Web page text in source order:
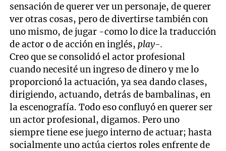
sensación de querer ver un personaje, de querer
ver otras cosas, pero de divertirse también con
uno mismo, de jugar -como lo dice la traducción
de actor o de acción en inglés,play-.
Creo que se consolidó el actor profesional
cuando necesité un ingreso de dinero y me lo
proporcionó la actuación, ya sea dando clases,
dirigiendo, actuando, detrás de bambalinas, en
la escenografía. Todo eso confluyó en querer ser
un actor profesional, digamos. Pero uno
siempre tiene ese juego interno de actuar; hasta
socialmente uno actúa ciertos roles enfrente de